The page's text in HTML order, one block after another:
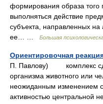
формирования образа того
выполняться действие
субъекта, направленных на
ее… …
Большая
Ориентировочная
П. Павлову) комплекс
организма животного или
неожиданным изменением
активностью центральной